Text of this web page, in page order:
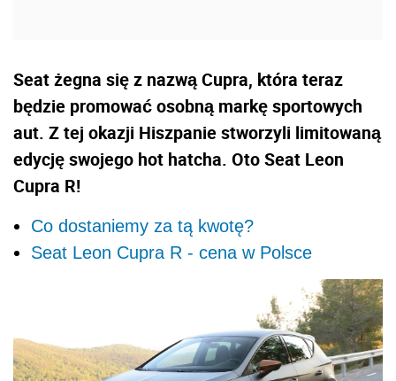
Seat żegna się z nazwą Cupra, która teraz
będzie promować osobną markę sportowych
aut. Z tej okazji Hiszpanie stworzyli limitowaną
edycję swojego hot hatcha. Oto Seat Leon
Cupra R!
Co dostaniemy za tą kwotę?
Seat Leon Cupra R - cena w Polsce